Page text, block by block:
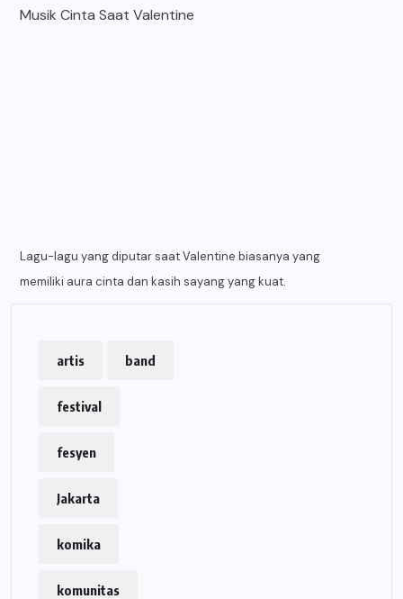
Musik Cinta Saat Valentine
Lagu-lagu yang diputar saat Valentine biasanya yang
memiliki aura cinta dan kasih sayang yang kuat.
artis band
festival
fesyen
Jakarta
komika
komunitas